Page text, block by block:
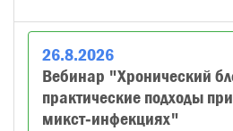
26.8.2026
Вебинар "Хронический
практические подходы
микст‑инфекциях"